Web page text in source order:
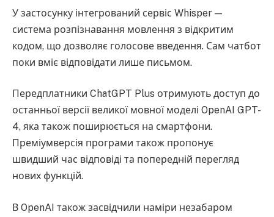
У застосунку інтегрований сервіс Whisper —
система розпізнавання мовлення з відкритим
кодом, що дозволяє голосове введення. Сам чатбот
поки вміє відповідати лише письмом.
Передплатники ChatGPT Plus отримують доступ до
останньої версії великої мовної моделі OpenAI GPT-
4, яка також поширюється на смартфони.
Преміумверсія програми також пропонує
швидший час відповіді та попередній перегляд
нових функцій.
В OpenAI також засвідчили наміри незабаром